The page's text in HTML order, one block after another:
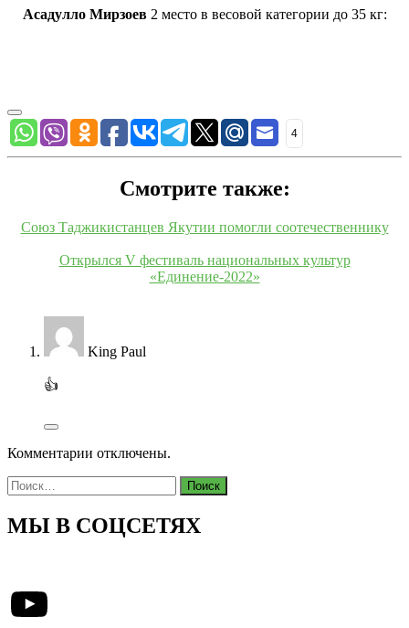
Асадулло Мирзоев2 место в весовой категории до 35 кг:
4
Смотрите также:
Союз Таджикистанцев Якутии помогли соотечественнику
Открылся V фестиваль национальных культур
«Единение-2022»
King Paul
👍
Комментарии отключены.
Найти:
МЫ В СОЦСЕТЯХ
YouTube